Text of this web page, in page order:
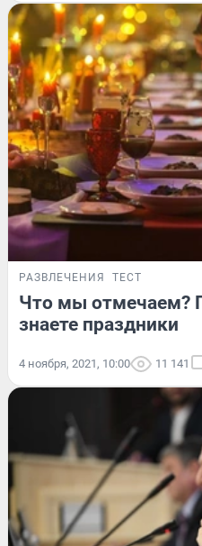
РАЗВЛЕЧЕНИЯ ТЕСТ
Что мы отмечаем?
знаете праздники
4 ноября, 2021, 10:00 11 141